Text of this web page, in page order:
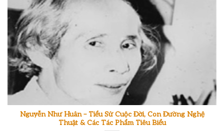
Nguyễn Như Huân – Tiểu Sử Cuộc Đời, Con Đường Nghệ
Thuật & Các Tác Phẩm Tiêu Biểu